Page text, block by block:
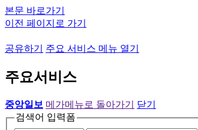
본문 바로가기
이전 페이지로 가기
공유하기 주요 서비스 메뉴 열기
주요서비스
중앙일보 메가메뉴로 돌아가기
닫기
검색어 입력폼